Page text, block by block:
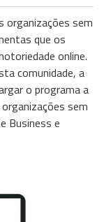
organizações sem
que os
online.
comunidade, a
o programa a
sem
Business e